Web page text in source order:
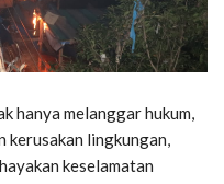
hanya melanggar hukum,
kerusakan lingkungan,
keselamatan